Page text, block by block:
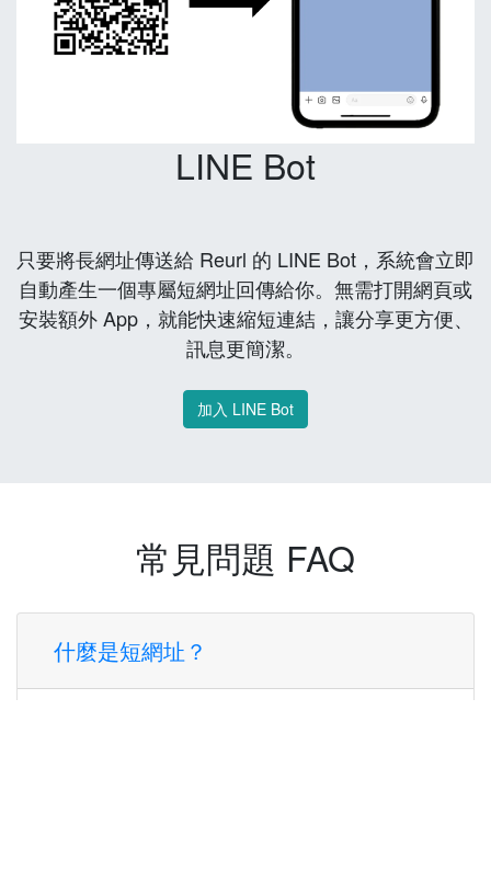
LINE Bot
只要將長網址傳送給 Reurl 的 LINE Bot，系統會立即
自動產生一個專屬短網址回傳給你。無需打開網頁或
安裝額外 App，就能快速縮短連結，讓分享更方便、
訊息更簡潔。
加入 LINE Bot
常見問題 FAQ
什麼是短網址？